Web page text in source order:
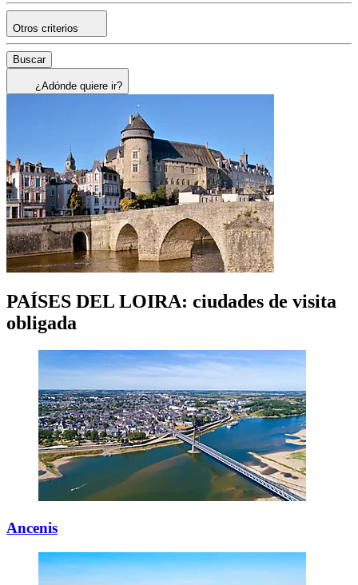
Otros criterios
Buscar
¿Adónde quiere ir?
PAÍSES DEL LOIRA: ciudades de visita
obligada
Ancenis